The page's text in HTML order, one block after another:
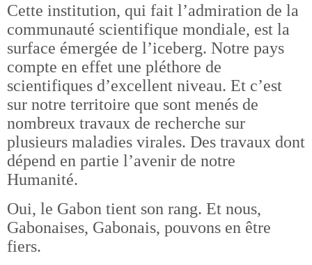
Cette institution, qui fait l’admiration de la
communauté scientifique mondiale, est la
surface émergée de l’iceberg. Notre pays
compte en effet une pléthore de
scientifiques d’excellent niveau. Et c’est
sur notre territoire que sont menés de
nombreux travaux de recherche sur
plusieurs maladies virales. Des travaux dont
dépend en partie l’avenir de notre
Humanité.
Oui, le Gabon tient son rang. Et nous,
Gabonaises, Gabonais, pouvons en être
fiers.